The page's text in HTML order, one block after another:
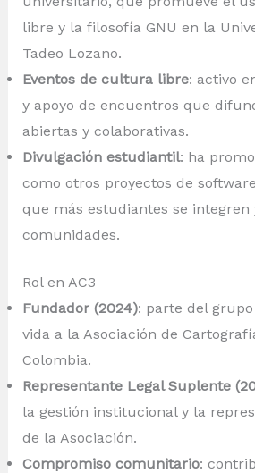
libre y la filosofía GNU en la
Tadeo Lozano.
Eventos de cultura libre: activo
y apoyo de encuentros que
abiertas y colaborativas.
Divulgación estudiantil: ha
como otros proyectos de
que más estudiantes se integren
comunidades.
Rol en AC3
Fundador (2024): parte del
vida a la Asociación de
Colombia.
Representante Legal Suplente
la gestión institucional y la
de la Asociación.
Compromiso comunitario: